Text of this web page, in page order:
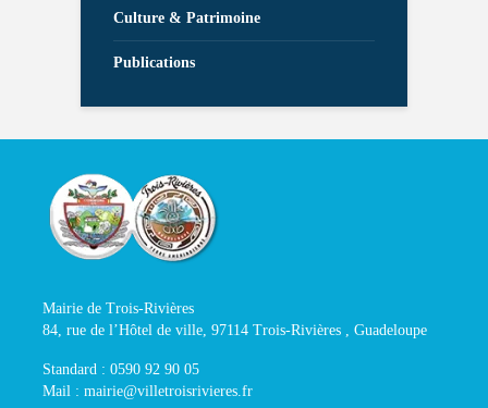
Culture & Patrimoine
Publications
Mairie de Trois-Rivières
84, rue de l’Hôtel de ville, 97114 Trois-Rivières , Guadeloupe
Standard : 0590 92 90 05
Mail : mairie@villetroisrivieres.fr